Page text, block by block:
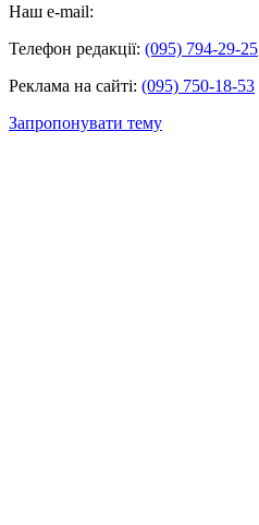
Наш e-mail:
Телефон редакції: (095) 794-29-25
Реклама на сайті: (095) 750-18-53
Запропонувати тему